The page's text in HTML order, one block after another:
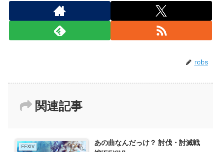
robs
関連記事
FFXIV
あの曲なんだっけ？ 討伐・討滅戦